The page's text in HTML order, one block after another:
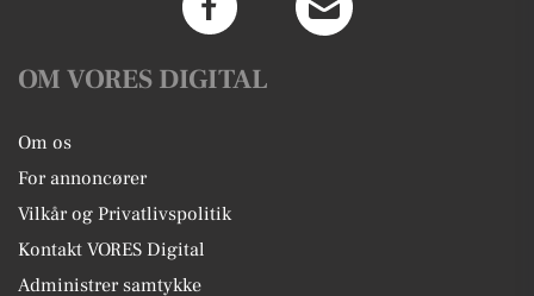
OM VORES DIGITAL
Om os
For annoncører
Vilkår og Privatlivspolitik
Kontakt VORES Digital
Administrer samtykke